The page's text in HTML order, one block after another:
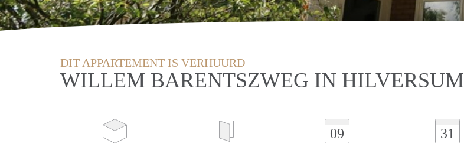
DIT APPARTEMENT IS VERHUURD
WILLEM BARENTSZWEG IN HILVERSUM
09 31